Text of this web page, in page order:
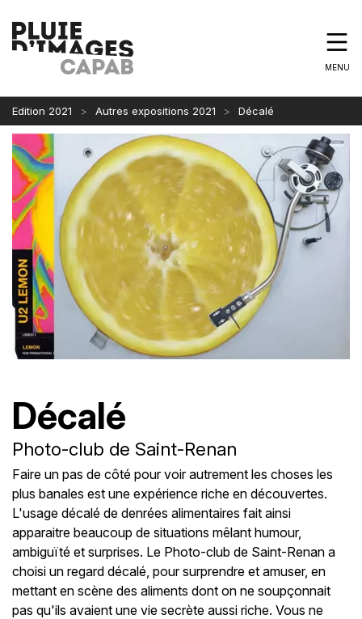
MENU
Edition 2021 Autres expositions 2021 Décalé
Décalé
Photo-club de Saint-Renan
Faire un pas de côté pour voir autrement les choses les
plus banales est une expérience riche en découvertes.
L'usage décalé de denrées alimentaires fait ainsi
apparaitre beaucoup de situations mêlant humour,
ambiguïté et surprises. Le Photo-club de Saint-Renan a
choisi un regard décalé, pour surprendre et amuser, en
mettant en scène des aliments dont on ne soupçonnait
pas qu'ils avaient une vie secrète aussi riche. Vous ne